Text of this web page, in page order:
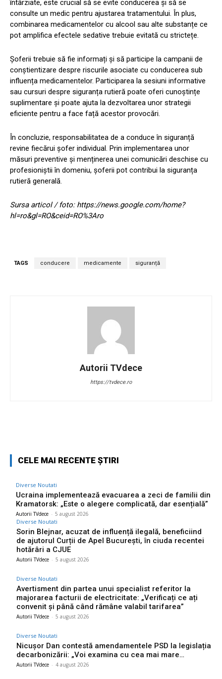
întârziate, este crucial să se evite conducerea și să se
consulte un medic pentru ajustarea tratamentului. În plus,
combinarea medicamentelor cu alcool sau alte substanțe ce
pot amplifica efectele sedative trebuie evitată cu strictețe.
Șoferii trebuie să fie informați și să participe la campanii de
conștientizare despre riscurile asociate cu conducerea sub
influența medicamentelor. Participarea la sesiuni informative
sau cursuri despre siguranța rutieră poate oferi cunoștințe
suplimentare și poate ajuta la dezvoltarea unor strategii
eficiente pentru a face față acestor provocări.
În concluzie, responsabilitatea de a conduce în siguranță
revine fiecărui șofer individual. Prin implementarea unor
măsuri preventive și menținerea unei comunicări deschise cu
profesioniștii în domeniu, șoferii pot contribui la siguranța
rutieră generală.
Sursa articol / foto: https://news.google.com/home?
hl=ro&gl=RO&ceid=RO%3Aro
TAGS conducere medicamente siguranță
Autorii TVdece
https://tvdece.ro
CELE MAI RECENTE ȘTIRI
Diverse Noutati
Ucraina implementează evacuarea a zeci de familii din
Kramatorsk: „Este o alegere complicată, dar esențială”
Autorii TVdece - 5 august 2026
Diverse Noutati
Sorin Blejnar, acuzat de influență ilegală, beneficiind
de ajutorul Curții de Apel București, în ciuda recentei
hotărâri a CJUE
Autorii TVdece - 5 august 2026
Diverse Noutati
Avertisment din partea unui specialist referitor la
majorarea facturii de electricitate: „Verificați ce ați
convenit și până când rămâne valabil tarifarea”
Autorii TVdece - 5 august 2026
Diverse Noutati
Nicușor Dan contestă amendamentele PSD la legislația
decarbonizării: „Voi examina cu cea mai mare…
Autorii TVdece - 4 august 2026